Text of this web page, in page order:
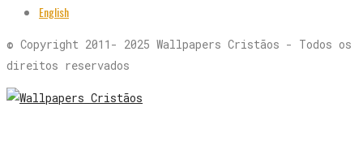
English
© Copyright 2011- 2025 Wallpapers Cristãos - Todos os
direitos reservados